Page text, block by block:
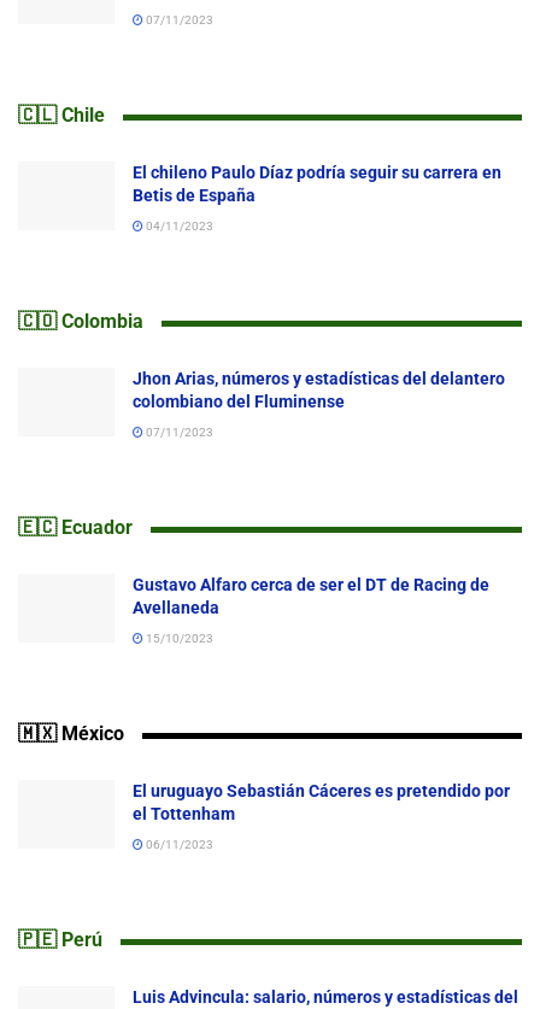
07/11/2023
🇨🇱 Chile
El chileno Paulo Díaz podría seguir su carrera en
Betis de España
04/11/2023
🇨🇴 Colombia
Jhon Arias, números y estadísticas del delantero
colombiano del Fluminense
07/11/2023
🇪🇨 Ecuador
Gustavo Alfaro cerca de ser el DT de Racing de
Avellaneda
15/10/2023
🇲🇽 México
El uruguayo Sebastián Cáceres es pretendido por
el Tottenham
06/11/2023
🇵🇪 Perú
Luis Advincula: salario, números y estadísticas del